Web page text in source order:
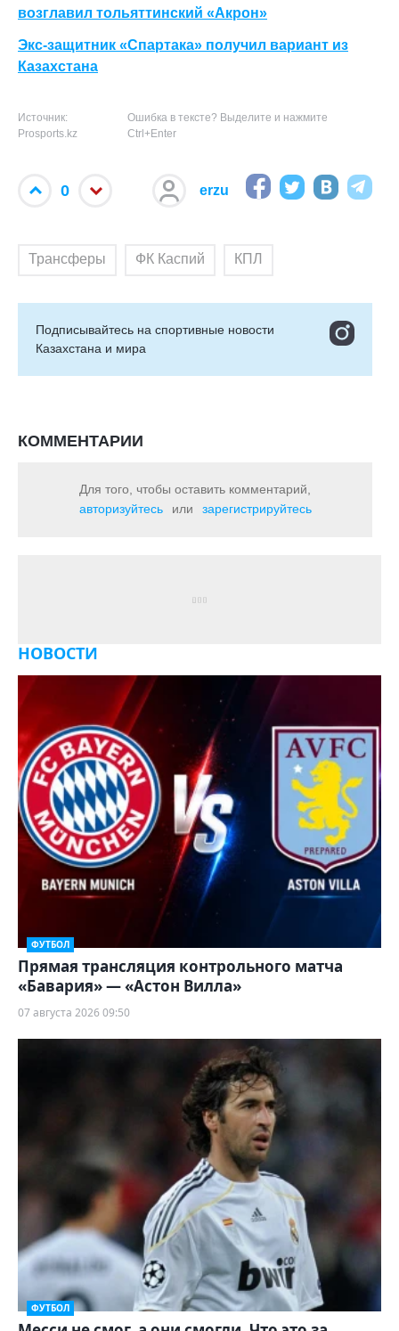
возглавил тольяттинский «Акрон»
Экс-защитник «Спартака» получил вариант из
Казахстана
Источник:
Prosports.kz
Ошибка в тексте? Выделите и нажмите
Ctrl+Enter
0 erzu
Трансферы ФК Каспий КПЛ
Подписывайтесь на cпортивные новости
Казахстана и мира
КОММЕНТАРИИ
Для того, чтобы оставить комментарий,
авторизуйтесь
или зарегистрируйтесь
НОВОСТИ
ФУТБОЛ
Прямая трансляция контрольного матча
«Бавария» — «Астон Вилла»
07 августа 2026 09:50
ФУТБОЛ